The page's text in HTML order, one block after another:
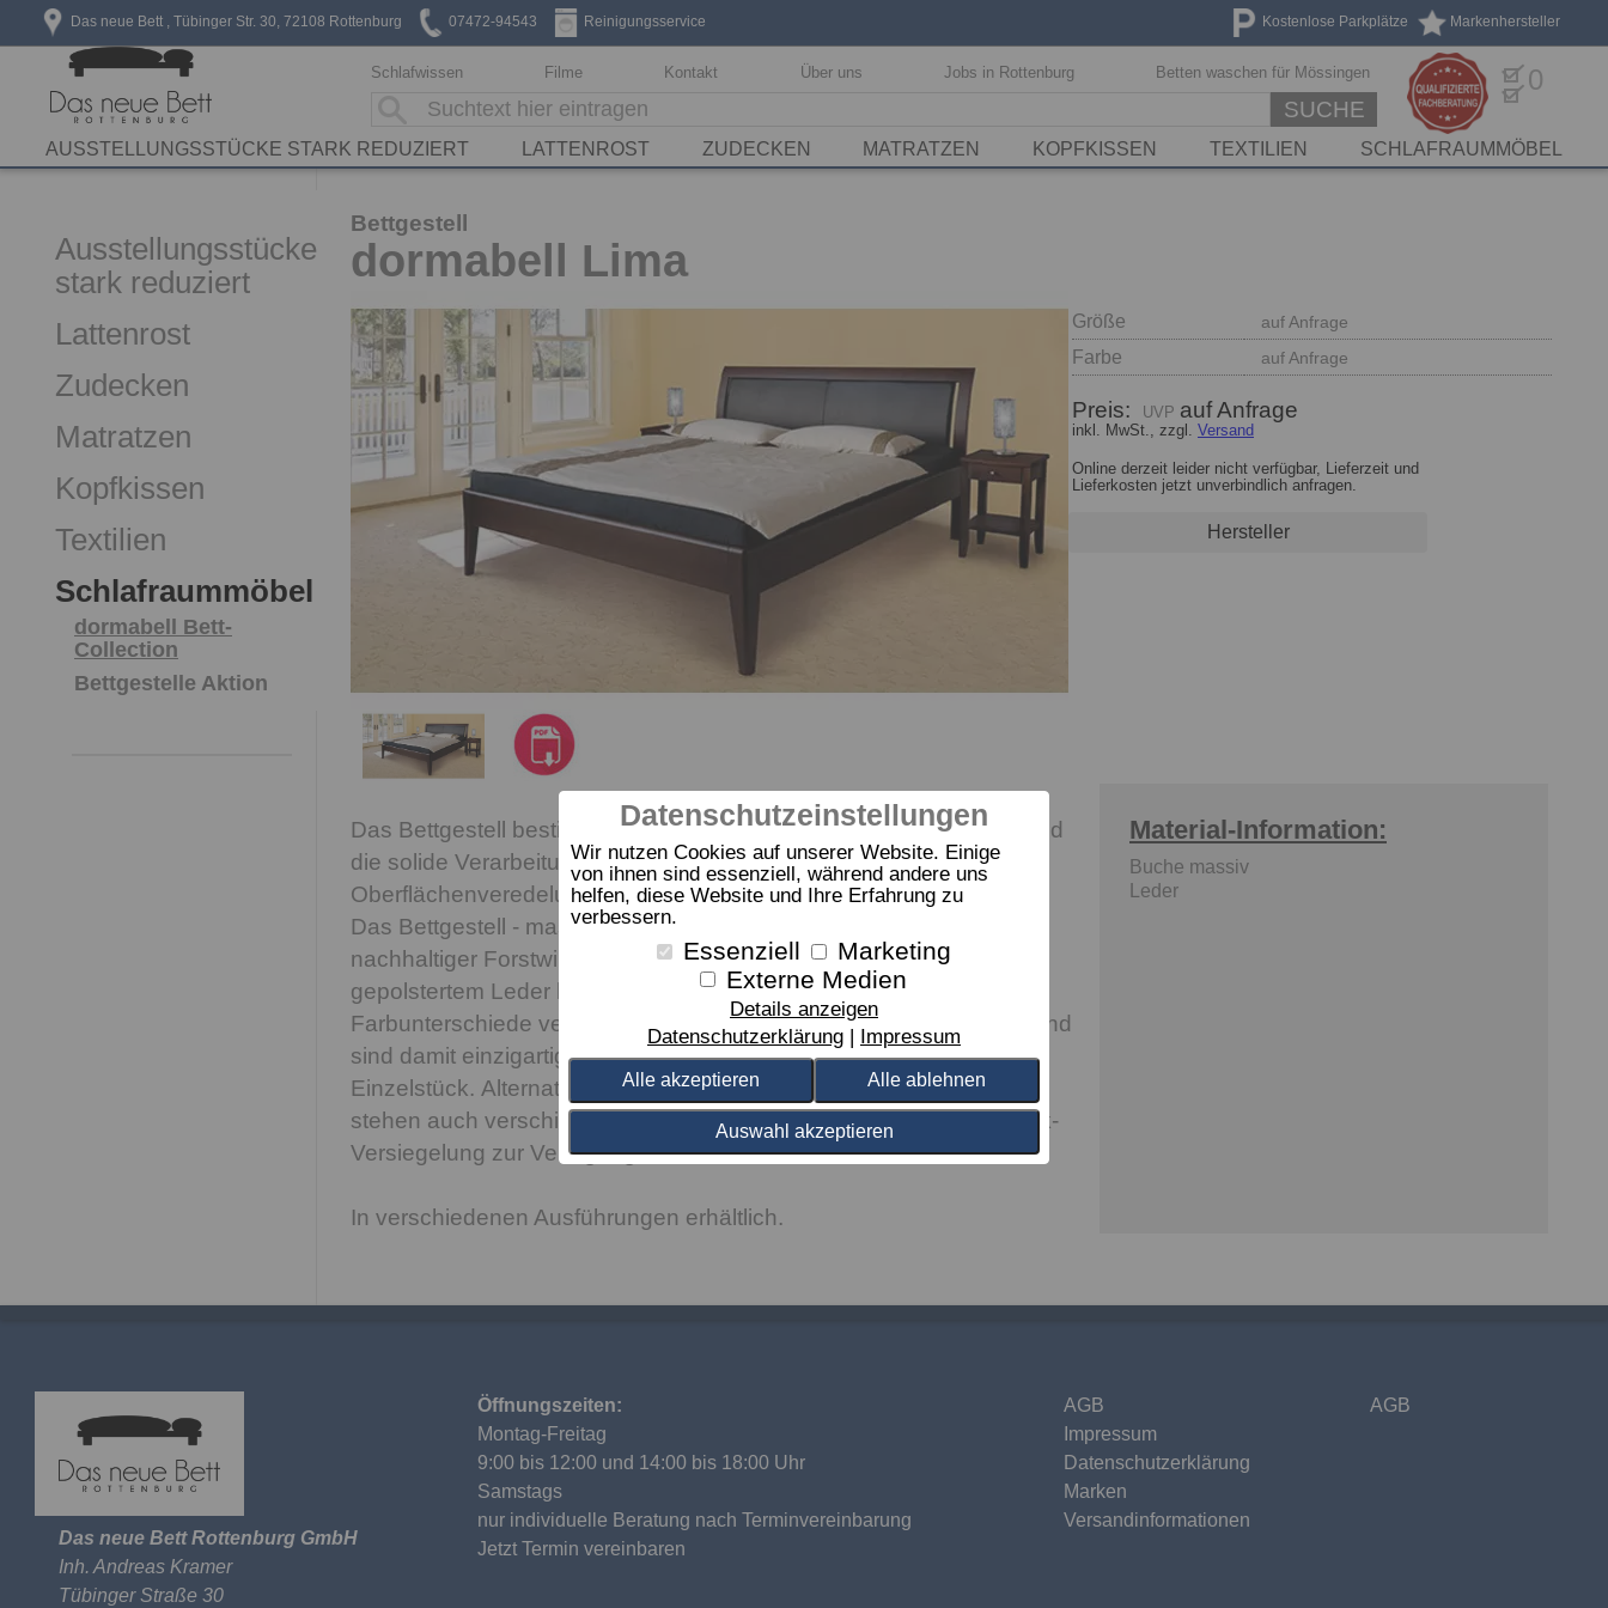
Datenschutzeinstellungen
Wir nutzen Cookies auf unserer Website. Einige
von ihnen sind essenziell, während andere uns
helfen, diese Website und Ihre Erfahrung zu
verbessern.
Essenziell
Marketing
Externe Medien
Details anzeigen
Datenschutzerklärung
Impressum
Alle akzeptieren Alle ablehnen
Auswahl akzeptieren
Das neue Bett , Tübinger Str. 30, 72108 Rottenburg 07472-94543 Reinigungsservice Markenhersteller
Kostenlose Parkplätze
Schlafwissen Filme Kontakt Über uns Jobs in Rottenburg Betten waschen für Mössingen
SUCHE
0
AUSSTELLUNGSSTÜCKE STARK REDUZIERT LATTENROST ZUDECKEN MATRATZEN KOPFKISSEN TEXTILIEN SCHLAFRAUMMÖBEL
Ausstellungsstücke
stark reduziert
Lattenrost
Zudecken
Matratzen
Kopfkissen
Textilien
Schlafraummöbel
dormabell Bett-
Collection
Bettgestelle Aktion
Bettgestell
dormabell Lima
Größe auf Anfrage
Farbe auf Anfrage
Preis: auf Anfrage
inkl. MwSt., zzgl. Versand
Online derzeit leider nicht verfügbar, Lieferzeit und
Lieferkosten jetzt unverbindlich anfragen.
Hersteller
Das Bettgestell besticht durch die meisterhafte Schreiner-Qualität und
die solide Verarbeitung. Verschiedene Holzarten und
Oberflächenveredelungen stehen je nach Geschmack zur Auswahl.
Das Bettgestell - massives Buchenholz aus
nachhaltiger Forstwirtschaft - wird mit dem edlen Kopfteil aus
gepolstertem Leder kombiniert. Naturbedingte markante
Farbunterschiede verleihen dem Möbel einen lebhaften Charakter und
sind damit einzigartig. Jedes Bett wird so zu einem individuellen
Einzelstück. Alternativ zur geölten oder lackierten Naturoberfläche
stehen auch verschiedene Beiztöne in Verbindung mit einer Klarlack-
Versiegelung zur Verfügung.
In verschiedenen Ausführungen erhältlich.
Material-Information:
Buche massiv
Leder
Das neue Bett Rottenburg GmbH
Inh. Andreas Kramer
Tübinger Straße 30
Öffnungszeiten:
Montag-Freitag
9:00 bis 12:00 und 14:00 bis 18:00 Uhr
Samstags
nur individuelle Beratung nach Terminvereinbarung
Jetzt Termin vereinbaren
AGB
Impressum
Datenschutzerklärung
Marken
Versandinformationen
AGB